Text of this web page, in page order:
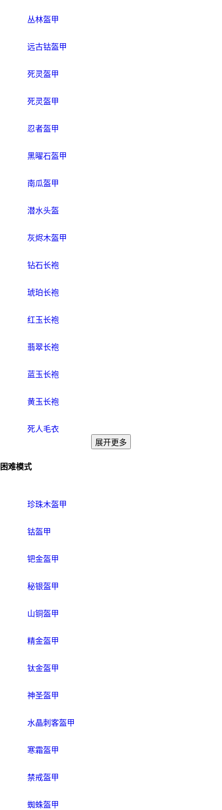
丛林盔甲
远古钴盔甲
死灵盔甲
死灵盔甲
忍者盔甲
黑曜石盔甲
南瓜盔甲
潜水头盔
灰烬木盔甲
钻石长袍
琥珀长袍
红玉长袍
翡翠长袍
蓝玉长袍
黄玉长袍
死人毛衣
展开更多
困难模式
珍珠木盔甲
钴盔甲
钯金盔甲
秘银盔甲
山铜盔甲
精金盔甲
钛金盔甲
神圣盔甲
水晶刺客盔甲
寒霜盔甲
禁戒盔甲
蜘蛛盔甲